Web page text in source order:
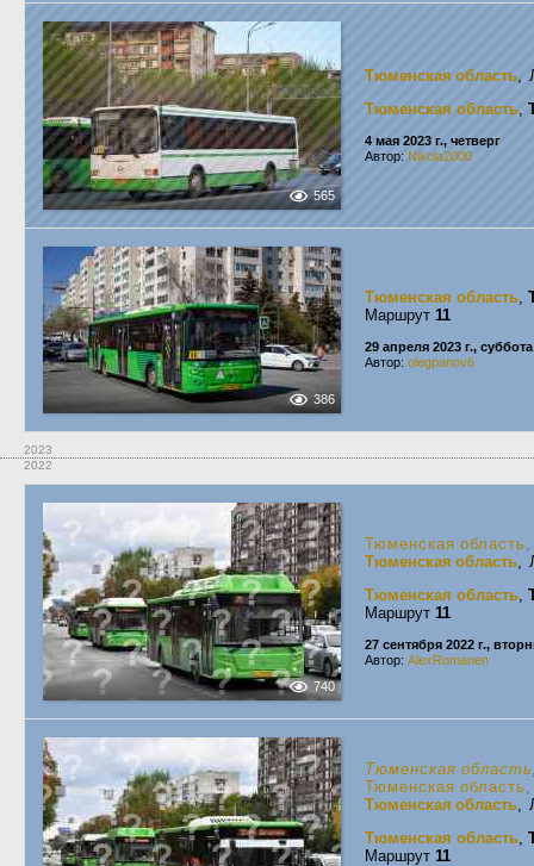
565
Тюменская область,
Тюменская область,
4 мая 2023 г., четверг
Автор: Nikola2000
386
Тюменская область,
Маршрут 11
29 апреля 2023 г., суббота
Автор: olegpanov6
2023
2022
740
Тюменская область,
Тюменская область,
Тюменская область,
Маршрут 11
27 сентября 2022 г.,
Автор: AlexRomanen
Тюменская область
Тюменская область,
Тюменская область,
Тюменская область,
Маршрут 11